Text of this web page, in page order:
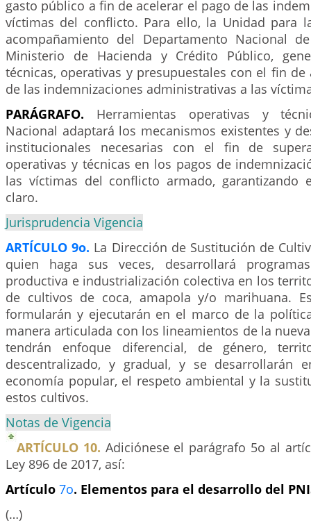
gasto público a fin de acelerar el pago de las
víctimas del conflicto. Para ello, la Unidad para
acompañamiento del Departamento Nacional
Ministerio de Hacienda y Crédito Público,
técnicas, operativas y presupuestales con el fin de
de las indemnizaciones administrativas a las
PARÁGRAFO. Herramientas operativas y
Nacional adaptará los mecanismos existentes y
institucionales necesarias con el fin de
operativas y técnicas en los pagos de
las víctimas del conflicto armado, garantizando
claro.
Jurisprudencia Vigencia
ARTÍCULO 9o. La Dirección de Sustitución de
quien haga sus veces, desarrollará
productiva e industrialización colectiva en los
de cultivos de coca, amapola y/o marihuana.
formularán y ejecutarán en el marco de la
manera articulada con los lineamientos de la
tendrán enfoque diferencial, de género,
descentralizado, y gradual, y se desarrollarán
economía popular, el respeto ambiental y la
estos cultivos.
Notas de Vigencia
ARTÍCULO 10. Adiciónese el parágrafo 5o al
Ley 896 de 2017, así:
Artículo 7o. Elementos para el desarrollo del
(…)